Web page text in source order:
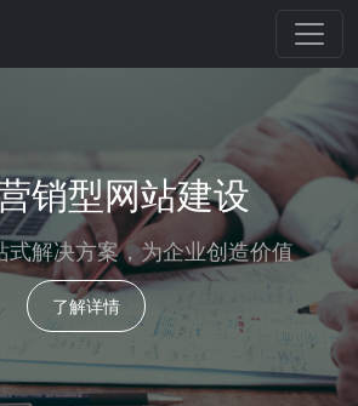
销型网站建设
式解决方案，为企业创造价值
了解详情